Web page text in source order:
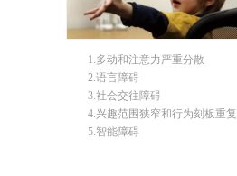
1.多动和注意力严重分散
2.语言障碍
3.社会交往障碍
4.兴趣范围狭窄和行为刻板重复
5.智能障碍